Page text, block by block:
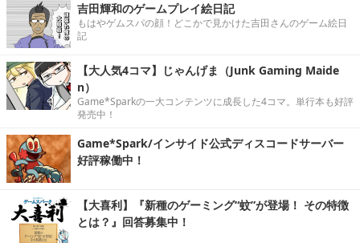
吉田輝和のゲームプレイ絵日記
もはやゲムスパの顔！どこかで見かけた吉田さんのゲーム絵日
記
【大人気4コマ】じゃんげま（Junk Gaming Maide
n）
Game*Sparkの一大コンテンツに成長した4コマ。単行本も好評
発売中！
Game*Spark/インサイド公式ディスコードサーバー
好評稼働中！
【大喜利】『新種のゲーミング“蚊”が登場！ その特徴
とは？』回答募集中！